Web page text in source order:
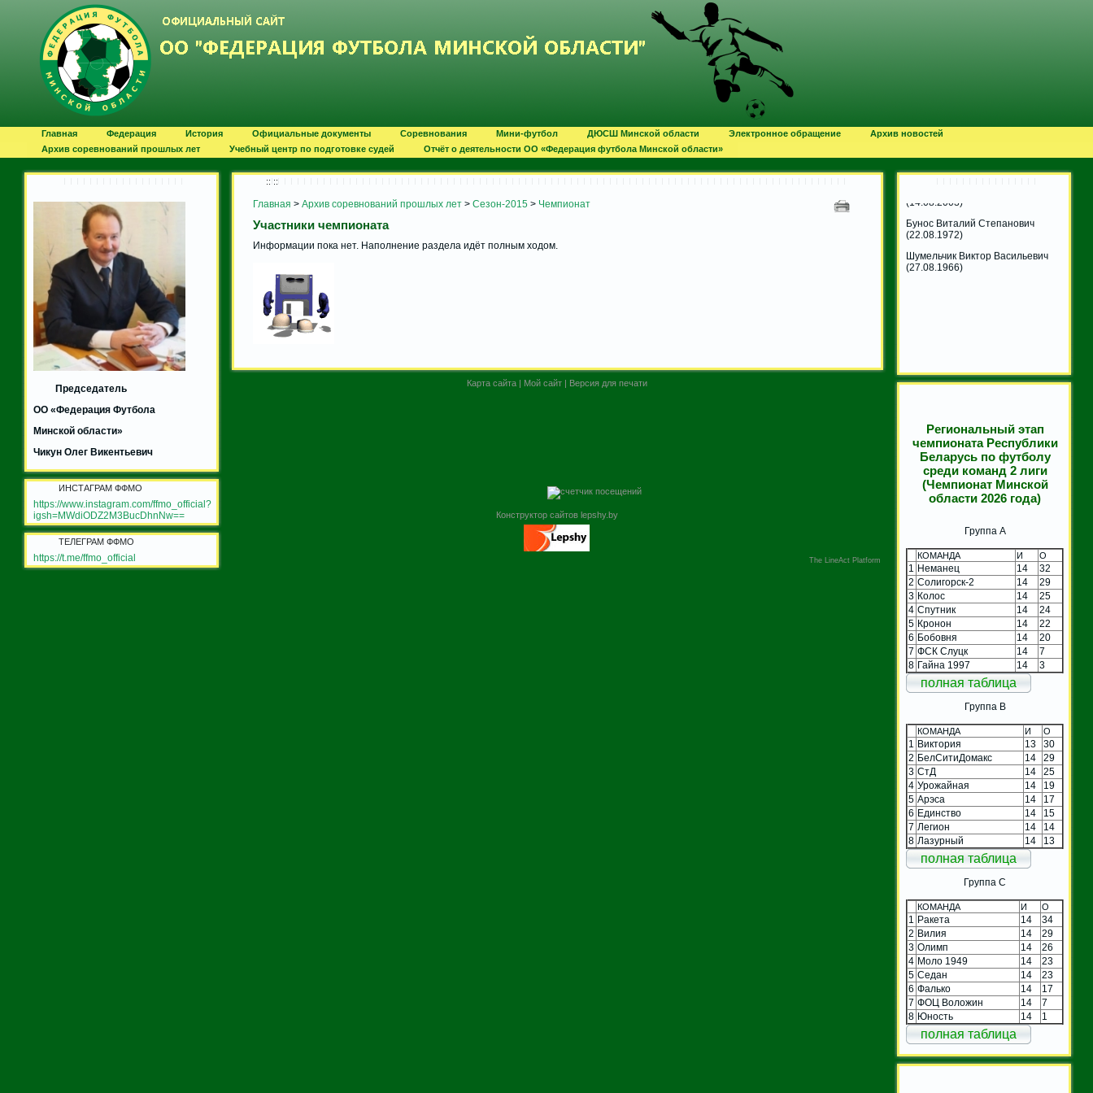
Главная Федерация История Официальные документы Соревнования Мини-футбол ДЮСШ Минской области Электронное обращение
Архив новостей
Архив соревнований прошлых лет
Учебный центр по подготовке судей Отчёт о деятельности ОО «Федерация футбола Минской области»
Председатель
ОО «Федерация Футбола
Минской области»
Чикун Олег Викентьевич
ИНСТАГРАМ ФФМО
https://www.instagram.com/ffmo_official?
igsh=MWdiODZ2M3BucDhnNw==
ТЕЛЕГРАМ ФФМО
https://t.me/ffmo_official
:: ::
Главная > Архив соревнований прошлых лет > Сезон-2015 > Чемпионат
Участники чемпионата
Информации пока нет. Наполнение раздела идёт полным ходом.
Карта сайта | Мой сайт | Версия для печати
Конструктор сайтов lepshy.by
The LineAct Platform
(05.08.1960)
(08.08.1964)
(22.08.1972)
(27.08.1966)
Региональный этап
чемпионата Республики
Беларусь по футболу
среди команд 2 лиги
(Чемпионат Минской
области 2026 года)
Группа A
КОМАНДА И О
1 Неманец 14
32
2 Солигорск-2 14
29
3 Колос 14
25
4 Спутник 14
24
5 Кронон 14
22
6 Бобовня 14
20
7 ФСК Слуцк 14
7
8 Гайна 1997 14 3
полная таблица
Группа B
КОМАНДА И О
1 Виктория 13
30
2 БелСитиДомакс 14
29
3 СтД 14
25
4 Урожайная 14
19
5 Арэса 14
17
6 Единство 14
15
7 Легион 14
14
8 Лазурный 14 13
полная таблица
Группа C
КОМАНДА И О
1 Ракета 14
34
2 Вилия 14
29
3 Олимп 14
26
4 Моло 1949 14
23
5 Седан 14
23
6 Фалько 14
17
7 ФОЦ Воложин 14
7
8 Юность 14 1
полная таблица